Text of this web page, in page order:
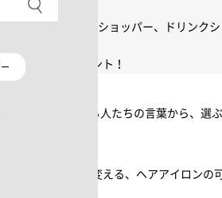
ッパー
イズ、ピンク色のショッパー、ドリンク
ッパーをプレゼント！
へ
美しさを追求する人たちの言葉から、選
」という概念を変える、ヘアアイロンの